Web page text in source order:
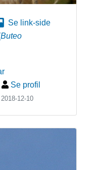
Se link-side
Buteo
Se profil
2018-12-10